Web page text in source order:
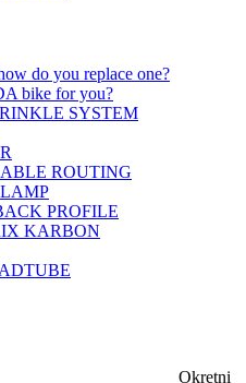
do you replace one?
bike for you?
SYSTEM
ROUTING
PROFILE
KARBON
Okretni